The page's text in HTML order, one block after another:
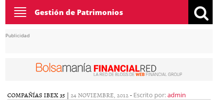
Toggle
navigation
Gestión de Patrimonios
Publicidad
COMPAÑÍAS IBEX 35 | 24 NOVIEMBRE, 2012- Escrito por:admin